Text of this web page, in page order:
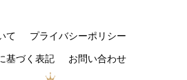
て
プライバシーポリシー
基づく表記
お問い合わせ